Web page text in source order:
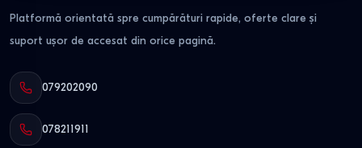
Platformă orientată spre cumpărături rapide, oferte clare și
suport ușor de accesat din orice pagină.
079202090
078211911